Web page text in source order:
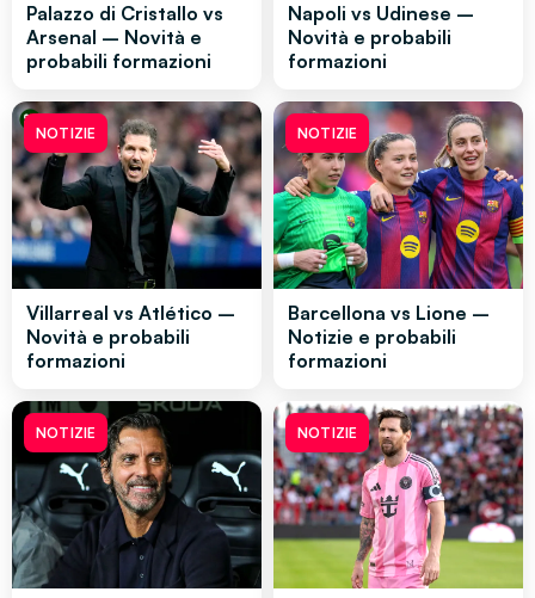
Palazzo di Cristallo vs
Arsenal – Novità e
probabili formazioni
Napoli vs Udinese –
Novità e probabili
formazioni
NOTIZIE
Villarreal vs Atlético –
Novità e probabili
formazioni
NOTIZIE
Barcellona vs Lione –
Notizie e probabili
formazioni
NOTIZIE NOTIZIE